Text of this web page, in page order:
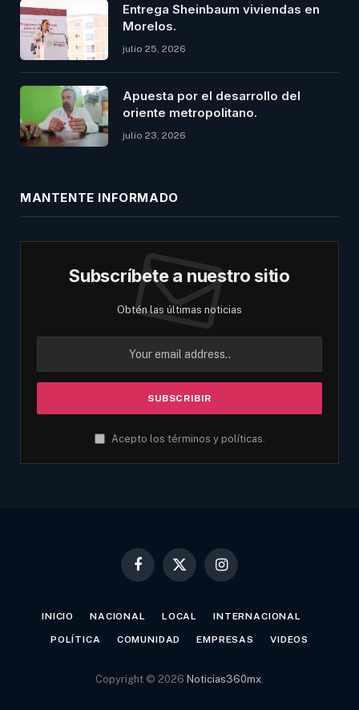
Entrega Sheinbaum viviendas en
Morelos.
julio 25, 2026
Apuesta por el desarrollo del
oriente metropolitano.
julio 23, 2026
MANTENTE INFORMADO
Subscríbete a nuestro sitio
Obtén las últimas noticias
Acepto los términos y políticas.
Facebook
X
Instagram
INICIO NACIONAL LOCAL INTERNACIONAL
POLÍTICA COMUNIDAD EMPRESAS VIDEOS
Copyright © 2026 Noticias360mx